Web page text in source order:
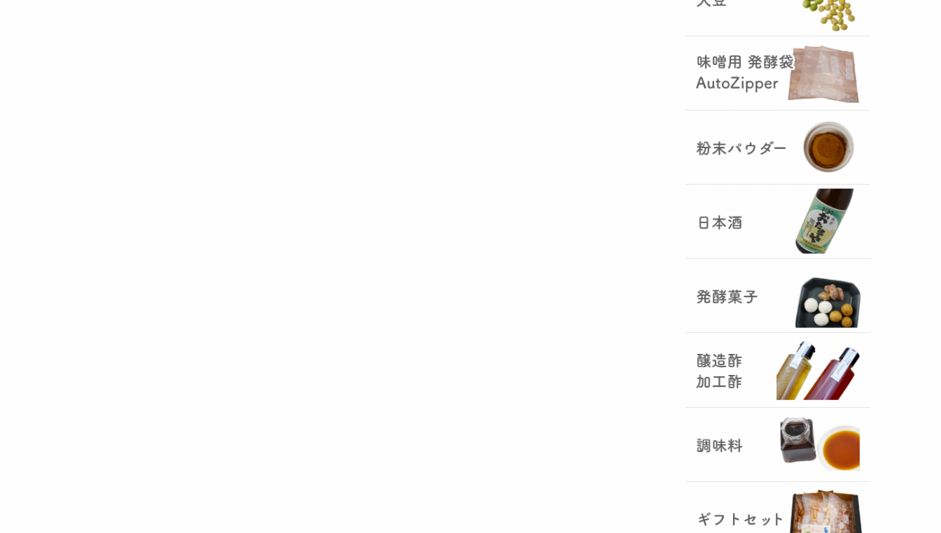
5つの素材だけで出来た辛味
おたまやジャ
』が登場しました！そのままで
も、薬味や調味料を足しても利用
できます。
（2025年02月
国産（熊本産）の大麦に白麹菌を
つけて丁寧に培養して『大麦白
』が完成しました！大麦麹から
の旨みと、白麹から生成される天
然のクエン酸（酸味）が良き製品
を創出してくれることです。塩麹
作りや米麹や大麦麹とブレンドし
ての味噌作りなど、次の食のステ
ージに・・・
R6年 クロ黒麹が出来ました
♪（2025年01月15日）